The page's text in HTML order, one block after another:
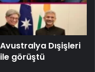
Dışişleri
ile görüştü